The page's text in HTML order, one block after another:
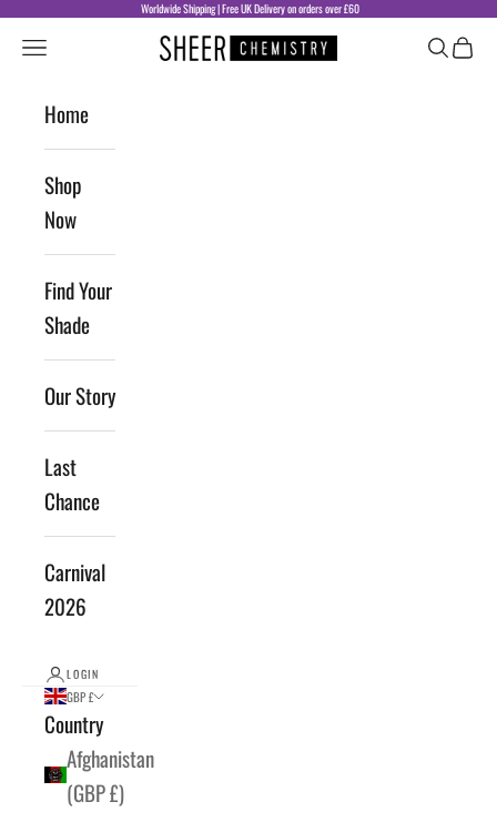
Skip to content Worldwide Shipping | Free UK Delivery on orders over £60
Sheer Chemistry
Navigation menu Search
Cart
Home
Shop
Now
Find Your
Shade
Our Story
Last
Chance
Carnival
2026
LOGIN
GBP £
Country
Afghanistan
(GBP £)